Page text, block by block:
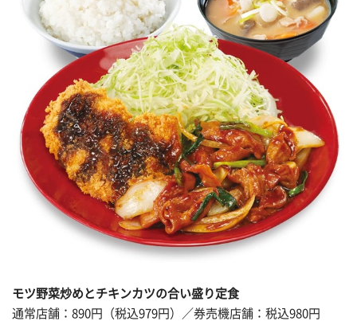
モツ野菜炒めとチキンカツの合い盛り定食
通常店舗：890円（税込979円）／券売機店舗：税込980円